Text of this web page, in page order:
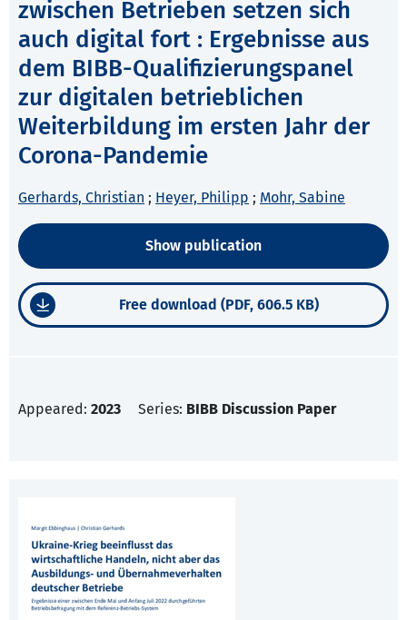
zwischen Betrieben setzen sich
auch digital fort : Ergebnisse aus
dem BIBB-Qualifizierungspanel
zur digitalen betrieblichen
Weiterbildung im ersten Jahr der
Corona-Pandemie
Gerhards, Christian ; Heyer, Philipp ; Mohr, Sabine
Show publication
Free download (PDF, 606.5 KB)
Appeared: 2023 Series: BIBB Discussion Paper